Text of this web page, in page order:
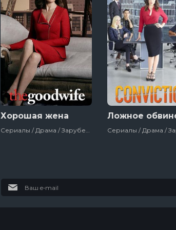
Хорошая жена
Сериалы / Драма / Зарубежный / Детектив / Криминал / Сша
Ложное
20 сезон
Звёздный путь: